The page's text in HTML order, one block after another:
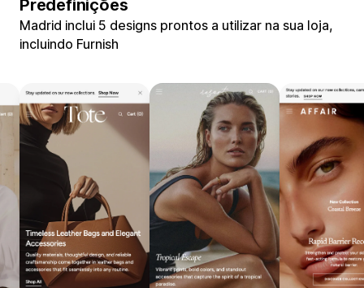
Predefinições
Madrid inclui 5 designs prontos a utilizar na sua loja,
incluindo Furnish